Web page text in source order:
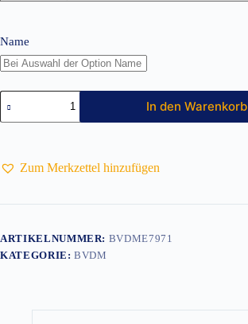
Name
Fleecejacke
Herren
Menge
In den Warenkorb
Zum Merkzettel hinzufügen
ARTIKELNUMMER: BVDME7971
KATEGORIE:BVDM